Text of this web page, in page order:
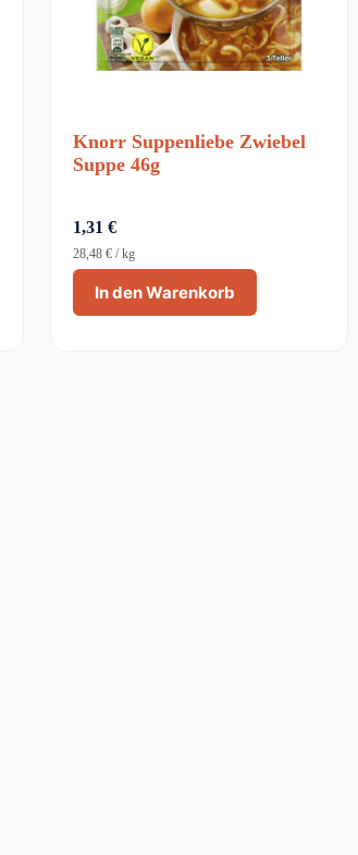
Knorr Suppenliebe Zwiebel
Suppe 46g
1,31 €
In den Warenkorb
28,48 €/kg